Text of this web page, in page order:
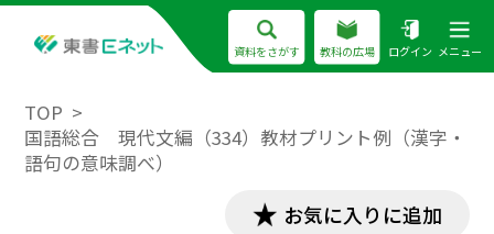
資料をさがす 教科の広場 ログイン メニュー
TOP
国語総合 現代文編（334）教材プリント例（漢字・
語句の意味調べ）
お気に入りに追加